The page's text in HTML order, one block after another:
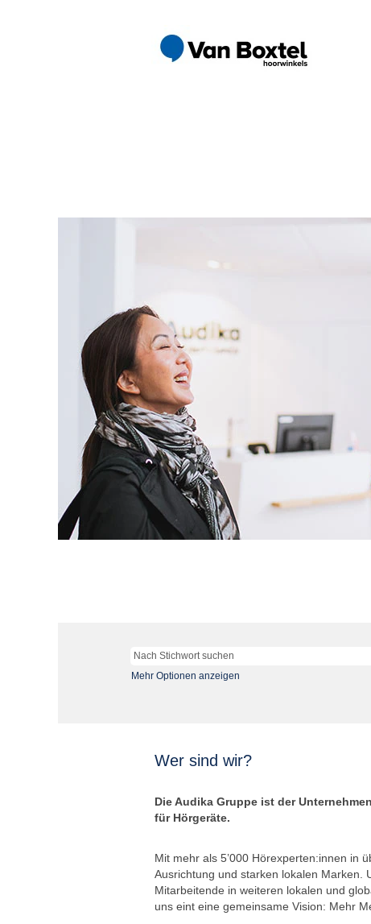
Mehr Optionen anzeigen
Wer sind wir?
Die Audika Gruppe ist der
für Hörgeräte.
Mit mehr als 5’000 Hörexperten:innen in
Ausrichtung und starken lokalen Marken.
Mitarbeitende in weiteren lokalen und
uns eint eine gemeinsame Vision: Mehr